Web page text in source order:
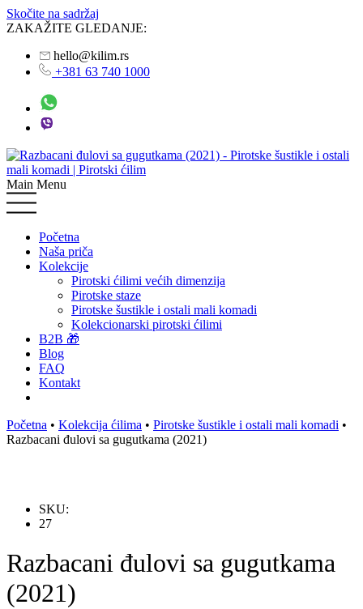
Skočite na sadržaj
ZAKAŽITE GLEDANJE:
hello@kilim.rs
+381 63 740 1000
Main Menu
Početna
Naša priča
Kolekcije
Pirotski ćilimi većih dimenzija
Pirotske staze
Pirotske šustikle i ostali mali komadi
Kolekcionarski pirotski ćilimi
B2B 🎁
Blog
FAQ
Kontakt
Početna • Kolekcija ćilima • Pirotske šustikle i ostali mali komadi •
Razbacani đulovi sa gugutkama (2021)
SKU:
27
Razbacani đulovi sa gugutkama
(2021)